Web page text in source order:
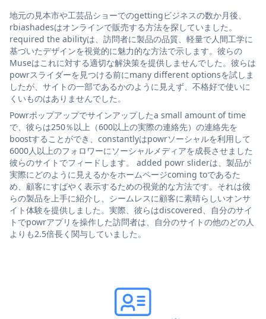
地元の見本市や工芸品ショーでのgettingビジネスの数か月後、
rbiashadesはオンラインで販売する方法を探していました。
required the abilityは、訪問者に製品の品質、軽量で人間工学に
基づいたデザインを視覚的に魅力的な方法で示します。彼らの
Museはこれに対する適切な解決策を提供しませんでした。彼らは
powrスライダーを見つける前にmany different optionsを試しま
したが、サイトの一部であるかのように見えず、不格好で使いに
くいものはありませんでした。
Powrポップアップでサインアップしたa small amount of time
で、彼らは250％以上（600以上の実際の連絡先）の連絡先を
boostすることができ、constantlyはpowrソーシャルを利用して
6000人以上のフォロワーにソーシャルメディアを成長させました
彼らのサイトでフィードします。 added powr sliderは、製品が
実際にどのように見えるかをホームページcoming toであるた
め、顧客にすばやく表示するための視覚的な方法です。それは彼
らの製品を上手に紹介し、シームレスに顧客に素晴らしいオンサ
イト体験を提供しました。実際、彼らはdiscovered、自分のサイ
トでpowrアプリを操作した訪問者は、自分のサイトの他のどの人
よりも2.5倍長く関与していました。